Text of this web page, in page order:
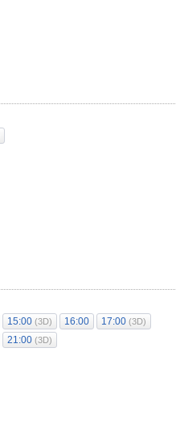
15:00(3D) 16:00 17:00(3D)
21:00(3D)